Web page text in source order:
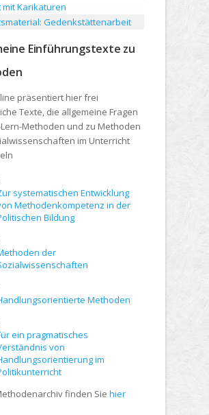
Karikaturen
Gedenkstättenarbeit
Einführungstexte zu
präsentiert hier frei
Texte, die allgemeine Fragen
Methoden und zu Methoden
im Unterricht
systematischen Entwicklung
Methodenkompetenz in der
Bildung
der
Methoden
ein pragmatisches
von
im
finden Sie hier